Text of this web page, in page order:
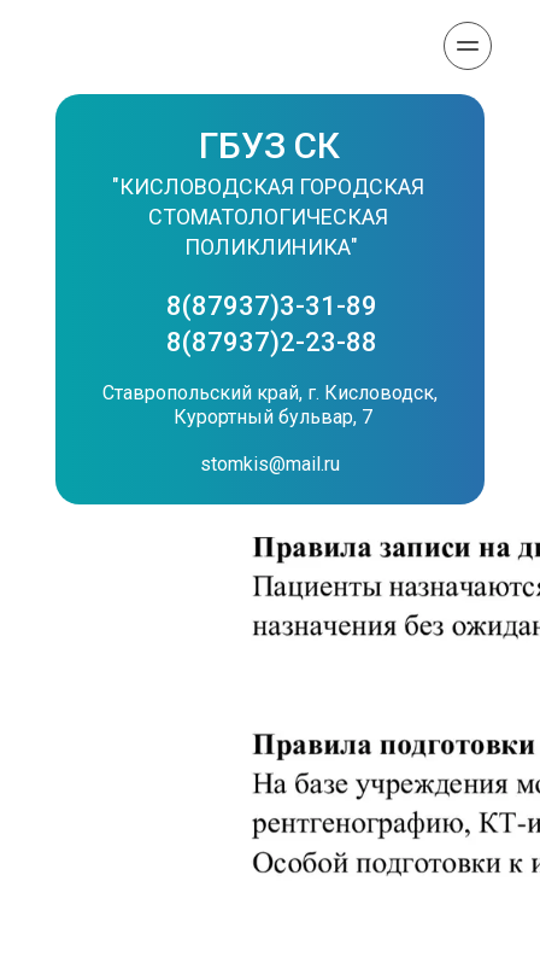
"КИСЛОВОДСКАЯ ГОРОДСКАЯ
СТОМАТОЛОГИЧЕСКАЯ
ПОЛИКЛИНИКА"
ГБУЗ СК
Cтавропольский край, г. Кисловодск,
Курортный бульвар, 7
stomkis@mail.ru
8(87937)3-31-89
8(87937)2-23-88